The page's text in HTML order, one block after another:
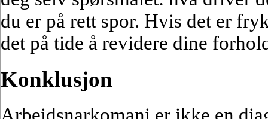
du er på rett spor. Hvis det er
det på tide å revidere dine
Konklusjon
Arbeidsnarkomani er ikke en